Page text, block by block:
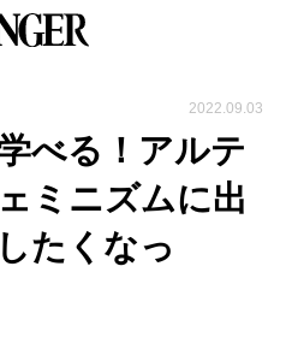
2022.09.03
べる！アルテ
ミニズムに出
たくなっ